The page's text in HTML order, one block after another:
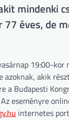
mindenki
éves, de
19:00-kor
azoknak, akik
a Budapesti
eseményre
internetes